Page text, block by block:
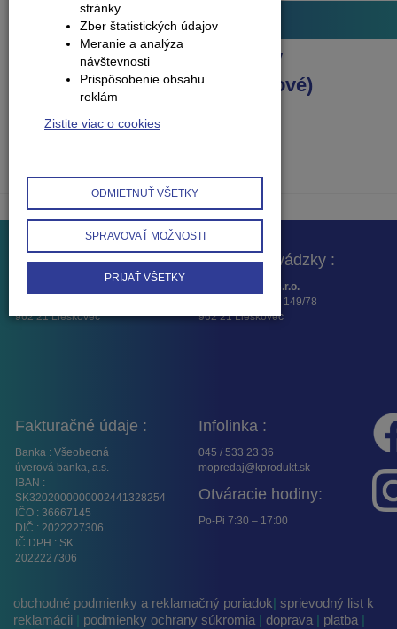
Príslušenstvo k podlahám
Produkty
Plávajúce podlahy
Podlahy kompozitné (vinylové)
Fakturačná adresa :
962 21 Lieskovec
Adresa prevádzky :
K -Produkt SK, s.r.o.
Lieskovská cesta 149/78
962 21 Lieskovec
Fakturačné údaje :
Banka : Všeobecná
úverová banka, a.s.
IBAN :
SK3202000000002441328254
IČO : 36667145
DIČ : 2022227306
IČ DPH : SK
2022227306
Infolinka :
045 / 533 23 36
mopredaj@kprodukt.sk
Otváracie hodiny:
Po-Pi 7:30 – 17:00
obchodné podmienky a reklamačný poriadok| sprievodný list k
reklamácii
podmienky ochrany súkromia | doprava | platba |
stránky
Zber štatistických údajov
Meranie a analýza
návštevnosti
Prispôsobenie obsahu
reklám
Zistite viac o cookies
ODMIETNUŤ VŠETKY
SPRAVOVAŤ MOŽNOSTI
PRIJAŤ VŠETKY